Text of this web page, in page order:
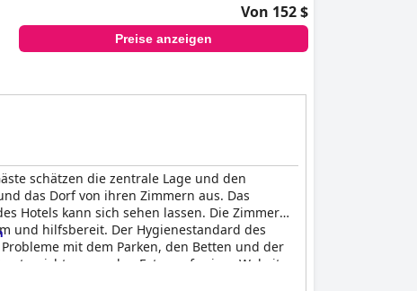
Von 152 $
Preise anzeigen
schätzen die zentrale Lage und den
das Dorf von ihren Zimmern aus. Das
Hotels kann sich sehen lassen. Die Zimmer
und hilfsbereit. Der Hygienestandard des
mit dem Parken, den Betten und der
entspricht genau den Fotos auf seiner Website